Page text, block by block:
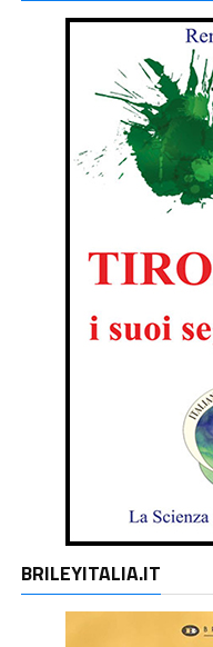
BRILEYITALIA.IT